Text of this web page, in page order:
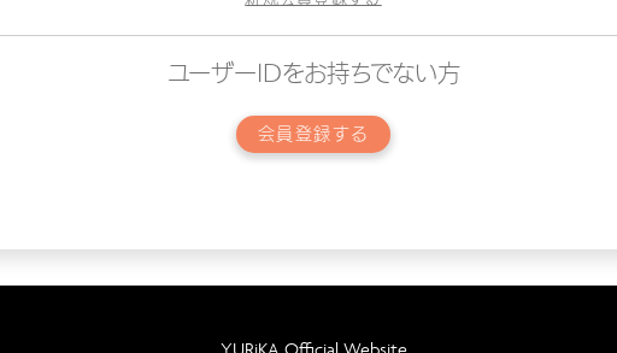
ユーザーIDをお持ちでない方
会員登録する
YURiKA Official Website